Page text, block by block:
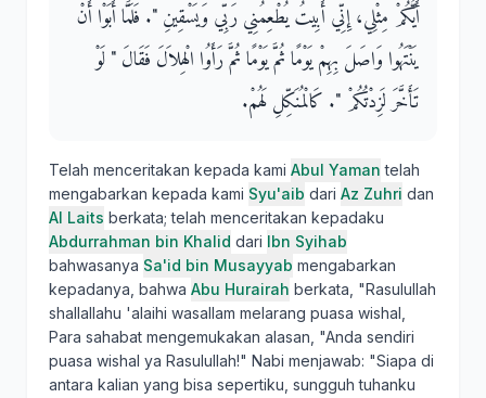
أَيُّكُمْ مِثْلِي، إِنِّي أَبِيتُ يُطْعِمُنِي رَبِّي وَيَسْقِينِ ‏"‏‏.‏ فَلَمَّا أَبَوْا أَنْ
يَنْتَهُوا وَاصَلَ بِهِمْ يَوْمًا ثُمَّ يَوْمًا ثُمَّ رَأَوُا الْهِلاَلَ فَقَالَ ‏"‏ لَوْ
تَأَخَّرَ لَزِدْتُكُمْ ‏"‏‏.‏ كَالْمُنَكِّلِ لَهُمْ‏.‏
Telah menceritakan kepada kami Abul Yaman telah
mengabarkan kepada kami Syu'aib dari Az Zuhri dan
Al Laits berkata; telah menceritakan kepadaku
Abdurrahman bin Khalid dari Ibn Syihab
bahwasanya Sa'id bin Musayyab mengabarkan
kepadanya, bahwa Abu Hurairah berkata, "Rasulullah
shallallahu 'alaihi wasallam melarang puasa wishal,
Para sahabat mengemukakan alasan, "Anda sendiri
puasa wishal ya Rasulullah!" Nabi menjawab: "Siapa di
antara kalian yang bisa sepertiku, sungguh tuhanku